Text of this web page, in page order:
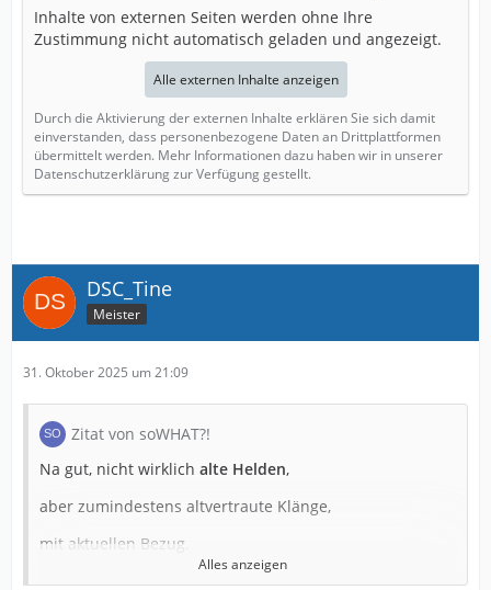
Inhalte von externen Seiten werden ohne Ihre
Zustimmung nicht automatisch geladen und angezeigt.
Alle externen Inhalte anzeigen
Durch die Aktivierung der externen Inhalte erklären Sie sich damit
einverstanden, dass personenbezogene Daten an Drittplattformen
übermittelt werden. Mehr Informationen dazu haben wir in unserer
Datenschutzerklärung zur Verfügung gestellt.
DSC_Tine
Meister
31. Oktober 2025 um 21:09
Zitat von soWHAT?!
Na gut, nicht wirklich alte Helden,
aber zumindestens altvertraute Klänge,
mit aktuellen Bezug.
Heute haben sehr, sehr viele Kiddies bei mir geklingelt.
Alles anzeigen